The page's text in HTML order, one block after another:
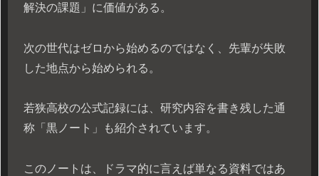
解決の課題」に価値がある。
次の世代はゼロから始めるのではなく、先輩が失敗
した地点から始められる。
若狭高校の公式記録には、研究内容を書き残した通
称「黒ノート」も紹介されています。
このノートは、ドラマ的に言えば単なる資料ではあ